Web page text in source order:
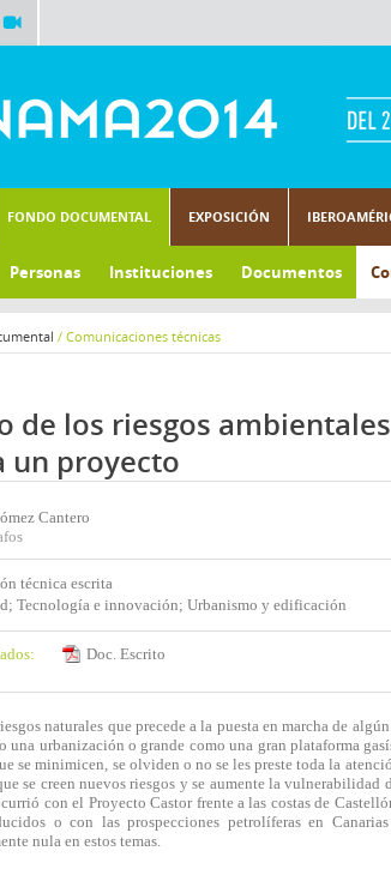
FONDO DOCUMENTAL EXPOSICIÓN
Personas Instituciones Documentos
/ Comunicaciones técnicas
de los riesgos
un proyecto
Cantero
técnica escrita
Tecnología e innovación; Urbanismo y edificación
Doc. Escrito
naturales que precede a la puesta en marcha de
una urbanización o grande como una gran plataforma
se minimicen, se olviden o no se les preste toda la
se creen nuevos riesgos y se aumente la vulnerabilidad
con el Proyecto Castor frente a las costas de
o con las prospecciones petrolíferas en
nula en estos temas.